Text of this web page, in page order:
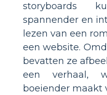
storyboards
spannender en
lezen van een
een website.
bevatten ze
een verhaal,
boeiender maakt